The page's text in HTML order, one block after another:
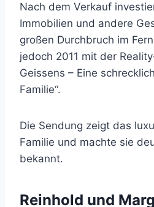
Nach dem Verkauf
Immobilien und andere
großen Durchbruch im
jedoch 2011 mit der
Geissens – Eine
Familie“.
Die Sendung zeigt das
Familie und machte sie
bekannt.
Reinhold und